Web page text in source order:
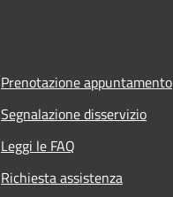
Prenotazione appuntamento
Segnalazione disservizio
Leggi le FAQ
Richiesta assistenza